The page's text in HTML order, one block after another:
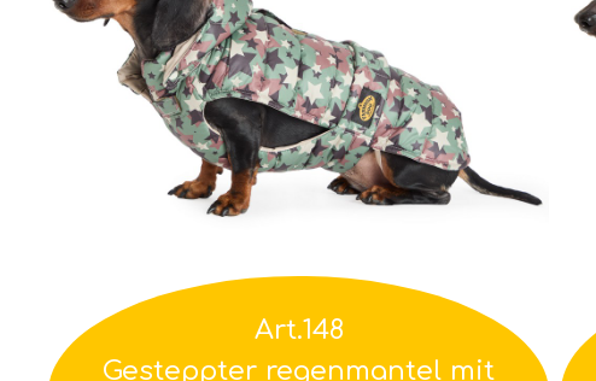
Art.148
Gesteppter regenmantel mit